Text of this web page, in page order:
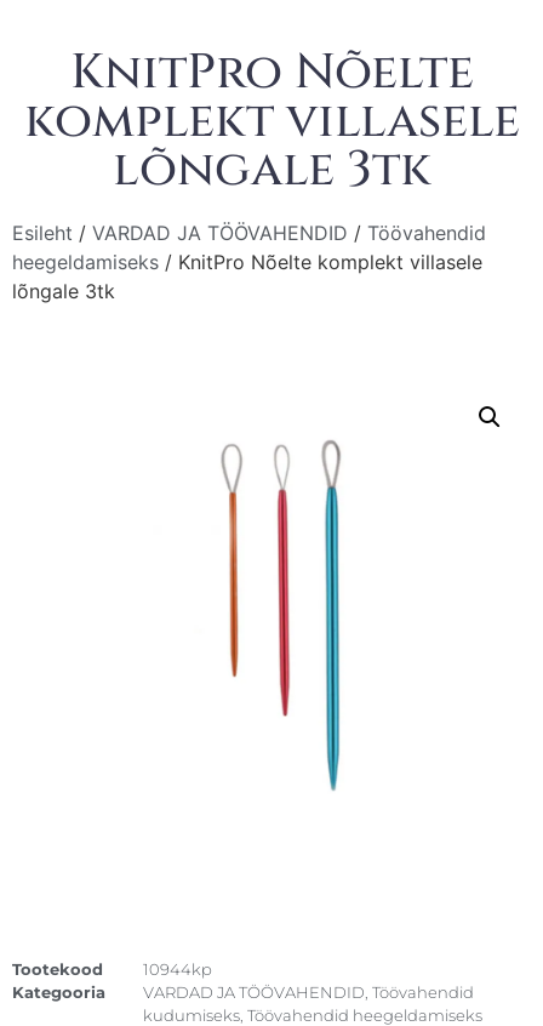
KnitPro Nõelte
komplekt villasele
lõngale 3tk
Esileht / VARDAD JA TÖÖVAHENDID / Töövahendid
heegeldamiseks / KnitPro Nõelte komplekt villasele
lõngale 3tk
Tootekood
10944kp
Kategooria
VARDAD JA TÖÖVAHENDID Töövahendid
kudumiseks Töövahendid heegeldamiseks